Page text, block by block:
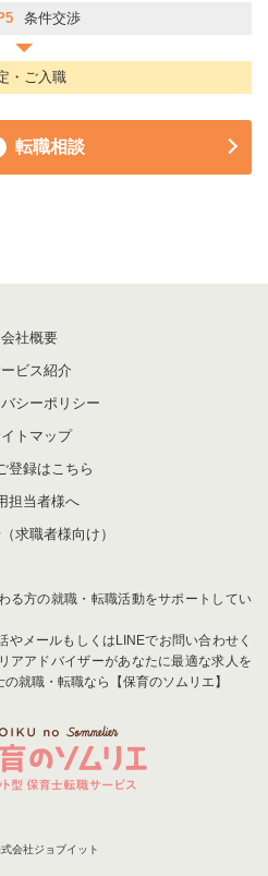
条件交渉
・ご入職
転職相談
会社概要
ビス紹介
シーポリシー
トマップ
登録はこちら
担当者様へ
求職者様向け）
る方の就職・転職活動をサポートしてい
メールもしくはLINEでお問い合わせく
アアドバイザーがあなたに最適な求人を
就職・転職なら【保育のソムリエ】
会社ジョブイット